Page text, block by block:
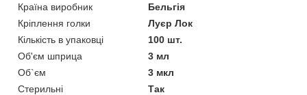
Країна виробник
Бельгія
Кріплення голки
Луєр Лок
Кількість в упаковці
100 шт.
Об'єм шприца
3 мл
Об`єм
3 мкл
Стерильні
Так